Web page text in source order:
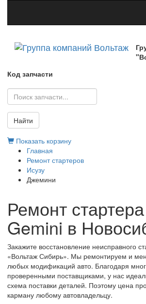
Код запчасти
Найти
Показать корзину
Главная
Ремонт стартеров
Исузу
Джемини
Ремонт
Gemini в
Закажите восстановление неисправного
«Вольтаж Сибирь». Мы ремонтируем и
любых модификаций авто. Благодаря
проверенными поставщиками, у нас
схема поставки деталей. Поэтому цена
карману любому автовладельцу.